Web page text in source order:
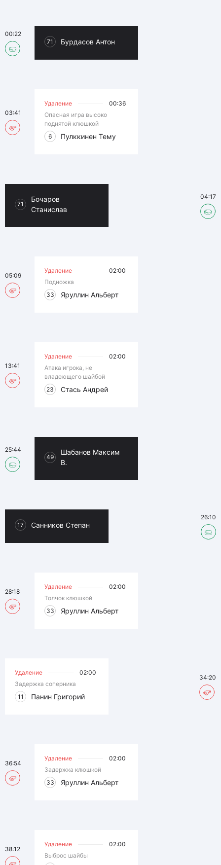
71 Бурдасов Антон
00:22
Удаление
00:36
Опасная игра высоко
поднятой клюшкой
6
Пулккинен Тему
03:41
71
Бочаров
Станислав
04:17
Удаление
02:00
Подножка
33
Яруллин Альберт
05:09
Удаление
02:00
Атака игрока, не
владеющего шайбой
23
Стась Андрей
13:41
49
Шабанов Максим
В.
25:44
17 Санников Степан
26:10
Удаление
02:00
Толчок клюшкой
33
Яруллин Альберт
28:18
Удаление
02:00
Задержка соперника
11
Панин Григорий
34:20
Удаление
02:00
Задержка клюшкой
33
Яруллин Альберт
36:54
Удаление
02:00
Выброс шайбы
38:12